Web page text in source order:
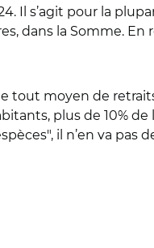
Il s’agit pour la
dans la Somme.
tout moyen de
plus de 10%
il n’en va pas